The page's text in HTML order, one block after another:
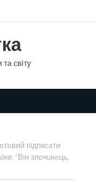
світу
пiдпиcaти
“Вiн злoчuнeць,